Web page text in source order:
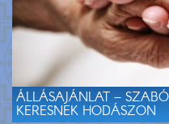
ÁLLÁSAJÁNLAT –
KERESNEK HODÁSZON